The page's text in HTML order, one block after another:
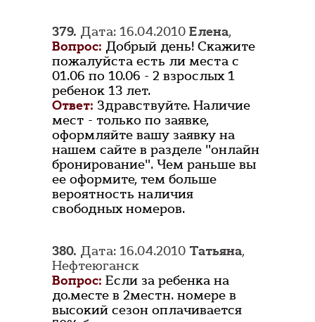
379. Дата: 16.04.2010 Елена,
Вопрос: Добрый день! Скажите
пожалуйста есть ли места с
01.06 по 10.06 - 2 взрослых 1
ребенок 13 лет.
Ответ: Здравствуйте. Наличие
мест - только по заявке,
оформляйте вашу заявку на
нашем сайте в разделе "онлайн
бронирование". Чем раньше вы
ее оформите, тем больше
вероятность наличия
свободных номеров.
380. Дата: 16.04.2010 Татьяна,
Нефтеюганск
Вопрос: Если за ребенка на
до.месте в 2местн. номере в
высокий сезон оплачивается